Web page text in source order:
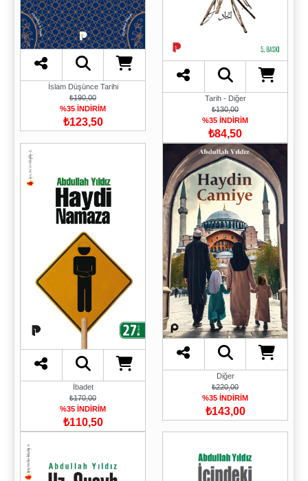
İslam Düşünce Tarihi
₺190,00
%35 İNDİRİM
₺123,50
Tarih - Diğer
₺130,00
%35 İNDİRİM
₺84,50
İbadet
₺170,00
%35 İNDİRİM
₺110,50
Diğer
₺220,00
%35 İNDİRİM
₺143,00